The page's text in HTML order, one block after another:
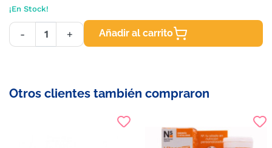
¡En Stock!
- + Añadir al carrito
Otros clientes también compraron